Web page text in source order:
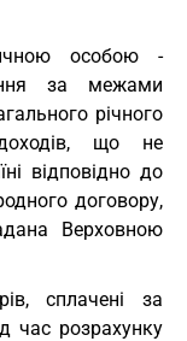
особою -
за межами
річного
що не
відповідно до
договору,
Верховною
сплачені за
час розрахунку